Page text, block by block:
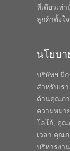
ที่เดียวเท่
ลูกค้าตั้งใจ
นโยบา
บริษัทฯ มี
สำหรับเร
ด้านคุณภ
ความหมา
โลโก้, คุณ
เวลา คุณ
บริหารงา